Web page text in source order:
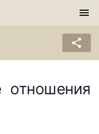
menu
share
отношения